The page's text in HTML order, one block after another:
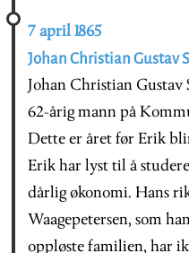
7 april 1865
Johan Christian Gustav
Johan Christian Gustav
62-årig mann på
Dette er året før Erik
Erik har lyst til å
dårlig økonomi. Hans
Waagepetersen, som
oppløste familien, har